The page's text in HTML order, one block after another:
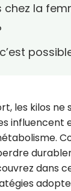
chez la
les kilos ne